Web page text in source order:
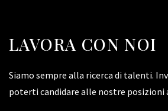
LAVORA CON NOI
Siamo sempre alla ricerca di talenti.
poterti candidare alle nostre posizioni